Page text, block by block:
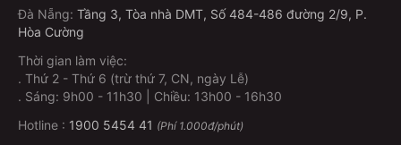
Đà Nẵng: Tầng 3, Tòa nhà DMT, Số 484-486 đường 2/9, P.
Hòa Cường
Thời gian làm việc:
. Thứ 2 - Thứ 6 (trừ thứ 7, CN, ngày Lễ)
. Sáng: 9h00 - 11h30 | Chiều: 13h00 - 16h30
Hotline : 1900 5454 41 (Phí 1.000đ/phút)